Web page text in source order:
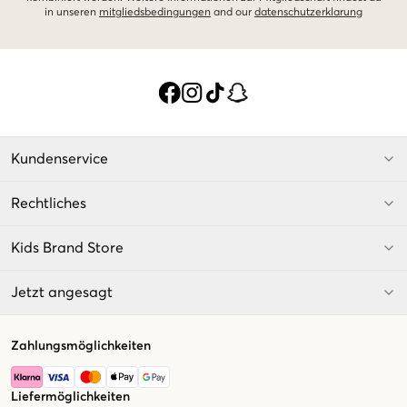
in unseren mitgliedsbedingungen and our datenschutzerklarung
Kundenservice
Rechtliches
Kids Brand Store
Jetzt angesagt
Zahlungsmöglichkeiten
Liefermöglichkeiten